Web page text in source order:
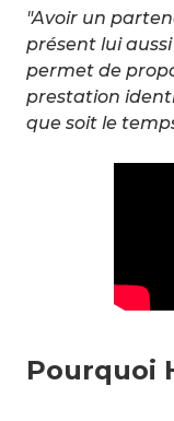
"Avoir un
présent lui
permet de
prestation
que soit le
Pourquoi